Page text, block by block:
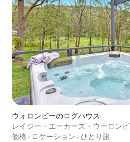
ウォロンビーのログハウス
レイジー・エーカーズ・ウーロンビ
価格 · ロケーション · ひとり旅